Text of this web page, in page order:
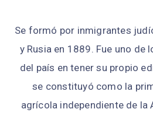
Se formó por inmigrantes
y Rusia en 1889. Fue uno de
del país en tener su propio
se constituyó como la
agrícola independiente de la